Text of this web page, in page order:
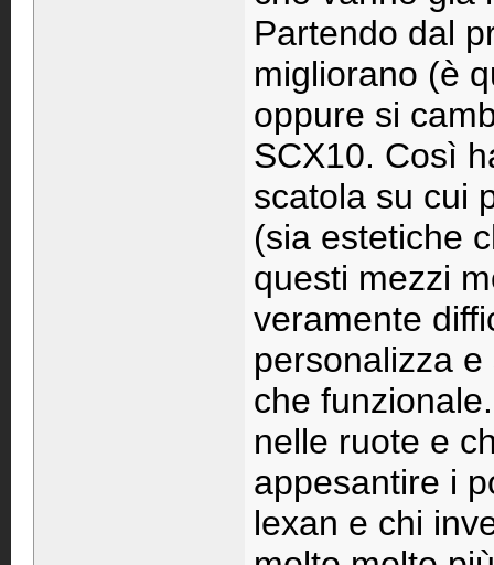
Partendo dal
migliorano (è
oppure si
SCX10. Così
scatola su cui
(sia estetiche
questi mezzi
veramente
personalizza
che
nelle ruote e
appesantire i
lexan e chi